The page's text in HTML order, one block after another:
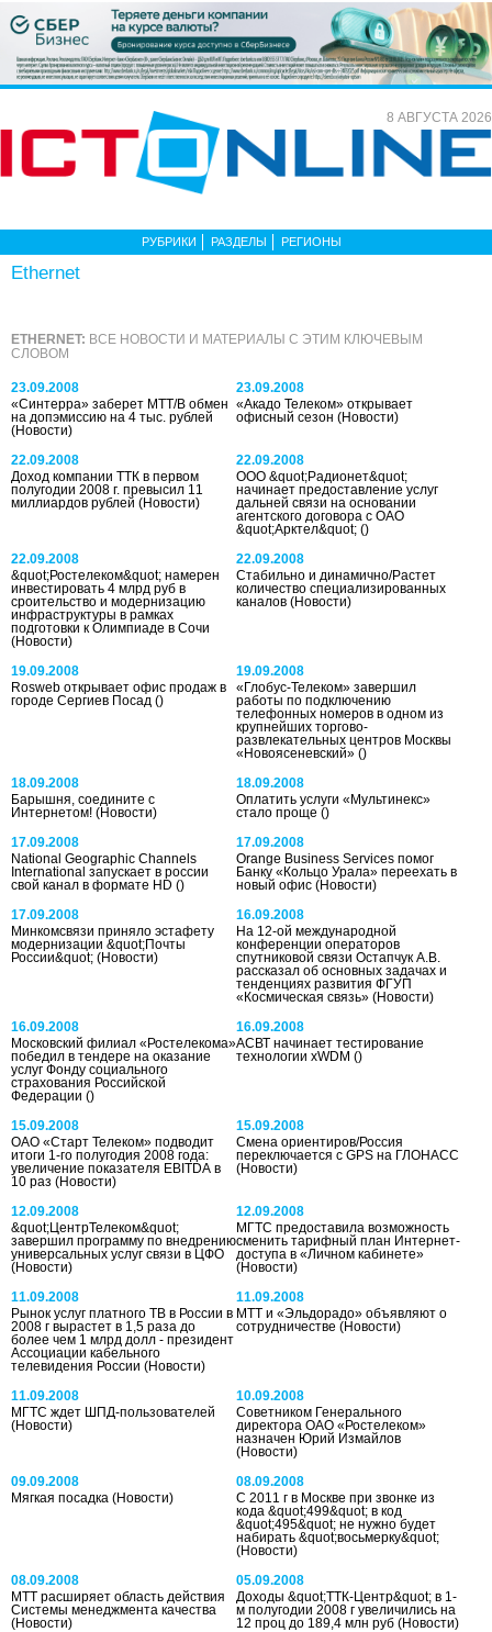
8 АВГУСТА 2026
РУБРИКИ РАЗДЕЛЫ РЕГИОНЫ
Ethernet
ETHERNET: ВСЕ НОВОСТИ И МАТЕРИАЛЫ С ЭТИМ КЛЮЧЕВЫМ
СЛОВОМ
23.09.2008
«Синтерра» заберет МТТ/В обмен
на допэмиссию на 4 тыс. рублей
(Новости)
23.09.2008
«Акадо Телеком» открывает
офисный сезон(Новости)
22.09.2008
Доход компании ТТК в первом
полугодии 2008 г. превысил 11
миллиардов рублей (Новости)
22.09.2008
ООО &quot;Радионет&quot;
начинает предоставление услуг
дальней связи на основании
агентского договора с ОАО
&quot;Арктел&quot;()
22.09.2008
&quot;Ростелеком&quot; намерен
инвестировать 4 млрд руб в
сроительство и модернизацию
инфраструктуры в рамках
подготовки к Олимпиаде в Сочи
(Новости)
22.09.2008
Стабильно и динамично/Растет
количество специализированных
каналов(Новости)
19.09.2008
Rosweb открывает офис продаж в
городе Сергиев Посад ()
19.09.2008
«Глобус-Телеком» завершил
работы по подключению
телефонных номеров в одном из
крупнейших торгово-
развлекательных центров Москвы
«Новоясеневский»()
18.09.2008
Барышня, соедините с
Интернетом! (Новости)
18.09.2008
Оплатить услуги «Мультинекс»
стало проще()
17.09.2008
National Geographic Channels
International запускает в россии
свой канал в формате HD ()
17.09.2008
Orange Business Services помог
Банку «Кольцо Урала» переехать в
новый офис(Новости)
17.09.2008
Минкомсвязи приняло эстафету
модернизации &quot;Почты
России&quot; (Новости)
16.09.2008
На 12-ой международной
конференции операторов
спутниковой связи Остапчук А.В.
рассказал об основных задачах и
тенденциях развития ФГУП
«Космическая связь»(Новости)
16.09.2008
Московский филиал «Ростелекома»
победил в тендере на оказание
услуг Фонду социального
страхования Российской
Федерации ()
16.09.2008
АСВТ начинает тестирование
технологии xWDM()
15.09.2008
ОАО «Старт Телеком» подводит
итоги 1-го полугодия 2008 года:
увеличение показателя EBITDA в
10 раз (Новости)
15.09.2008
Смена ориентиров/Россия
переключается с GPS на ГЛОНАСС
(Новости)
12.09.2008
&quot;ЦентрТелеком&quot;
завершил программу по внедрению
универсальных услуг связи в ЦФО
(Новости)
12.09.2008
МГТС предоставила возможность
сменить тарифный план Интернет-
доступа в «Личном кабинете»
(Новости)
11.09.2008
Рынок услуг платного ТВ в России в
2008 г вырастет в 1,5 раза до
более чем 1 млрд долл - президент
Ассоциации кабельного
телевидения России (Новости)
11.09.2008
МТТ и «Эльдорадо» объявляют о
сотрудничестве(Новости)
11.09.2008
МГТС ждет ШПД-пользователей
(Новости)
10.09.2008
Советником Генерального
директора ОАО «Ростелеком»
назначен Юрий Измайлов
(Новости)
09.09.2008
Мягкая посадка (Новости)
08.09.2008
С 2011 г в Москве при звонке из
кода &quot;499&quot; в код
&quot;495&quot; не нужно будет
набирать &quot;восьмерку&quot;
(Новости)
08.09.2008
МТТ расширяет область действия
Системы менеджмента качества
(Новости)
05.09.2008
Доходы &quot;ТТК-Центр&quot; в 1-
м полугодии 2008 г увеличились на
12 проц до 189,4 млн руб(Новости)